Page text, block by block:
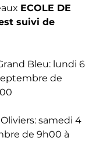
ECOLE DE
suivi de
Bleu: lundi 6
de
samedi 4
de 9h00 à